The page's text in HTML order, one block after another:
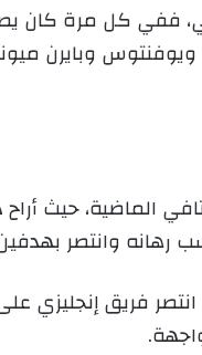
ففي كل مرة
وبايرن
الماضية، حيث
فريق إنجليزي